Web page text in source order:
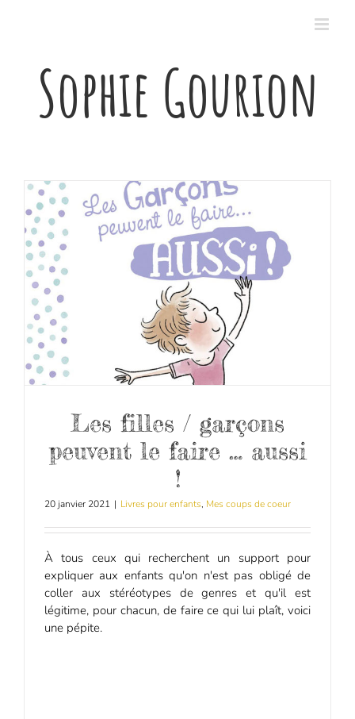
Sophie Gourion
Les filles / garçons
peuvent le faire … aussi
!
20 janvier 2021 | Livres pour enfants, Mes coups de coeur
À tous ceux qui recherchent un support pour
expliquer aux enfants qu'on n'est pas obligé de
coller aux stéréotypes de genres et qu'il est
légitime, pour chacun, de faire ce qui lui plaît, voici
une pépite.